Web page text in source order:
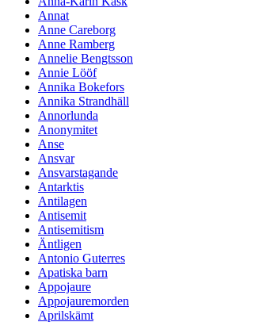
Annat
Anne Careborg
Anne Ramberg
Annelie Bengtsson
Annie Lööf
Annika Bokefors
Annika Strandhäll
Annorlunda
Anonymitet
Anse
Ansvar
Ansvarstagande
Antarktis
Antilagen
Antisemit
Antisemitism
Äntligen
Antonio Guterres
Apatiska barn
Appojaure
Appojauremorden
Aprilskämt